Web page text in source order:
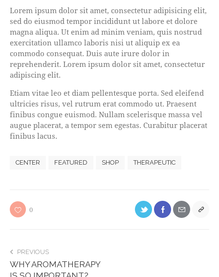
Lorem ipsum dolor sit amet, consectetur adipisicing elit,
sed do eiusmod tempor incididunt ut labore et dolore
magna aliqua. Ut enim ad minim veniam, quis nostrud
exercitation ullamco laboris nisi ut aliquip ex ea
commodo consequat. Duis aute irure dolor in
reprehenderit. Lorem ipsum dolor sit amet, consectetur
adipiscing elit.
Etiam vitae leo et diam pellentesque porta. Sed eleifend
ultricies risus, vel rutrum erat commodo ut. Praesent
finibus congue euismod. Nullam scelerisque massa vel
augue placerat, a tempor sem egestas. Curabitur placerat
finibus lacus.
CENTER FEATURED SHOP THERAPEUTIC
0
PREVIOUS
WHY AROMATHERAPY